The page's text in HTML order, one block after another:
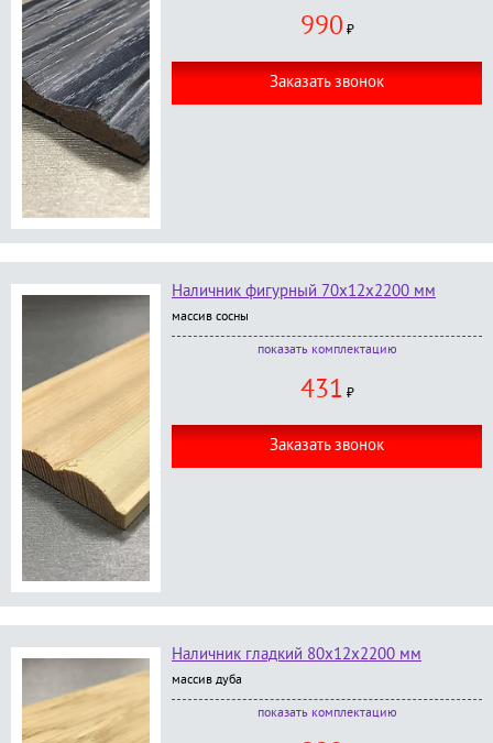
990 ₽
Заказать звонок
Наличник фигурный 70х12х2200 мм
массив сосны
В комплект входит:комплектацию
431 ₽
Заказать звонок
Наличник гладкий 80х12х2200 мм
массив дуба
В комплект входит:комплектацию